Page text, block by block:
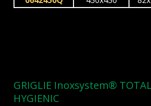
GRIGLIE Inoxsystem® TOTAL
HYGIENIC